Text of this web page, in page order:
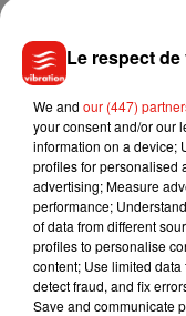
pouvait amener le
avait déjà manqué
Elle a soif
qui doit le succès de
Twitter."Ma mère est
été élevée par une
propres enfants", a
ne peut qu'applaudir !
Le respect
We and our (447)
your consent and/or our
information on a device;
profiles for personalised
advertising; Measure
performance;
of data from different
profiles to personalise
content; Use limited
detect fraud, and fix
Save and communicate